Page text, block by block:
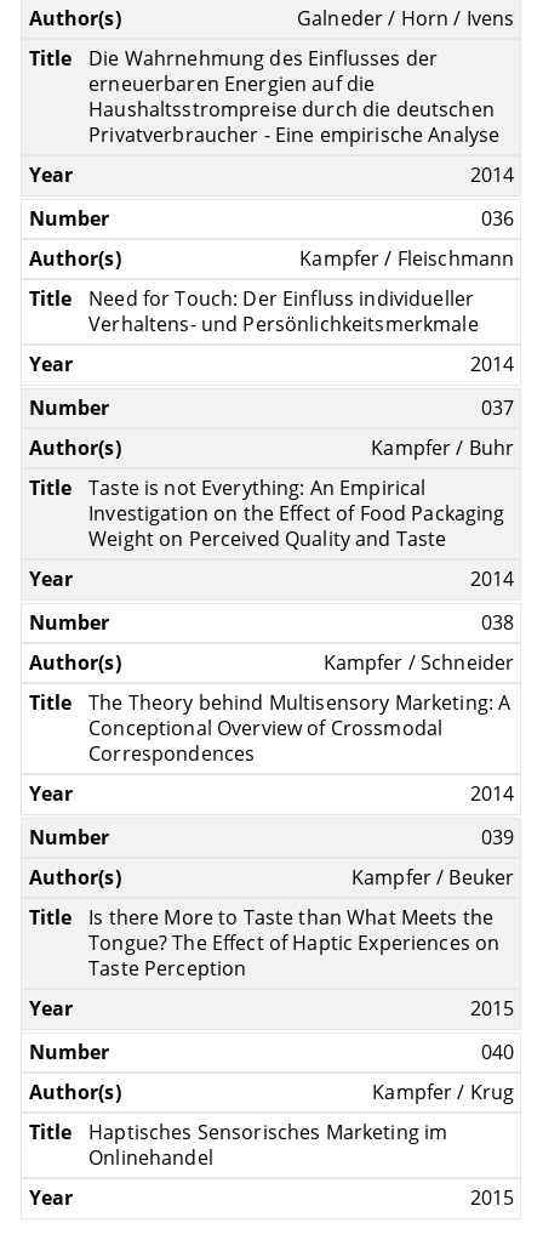
Galneder / Horn / Ivens
Die Wahrnehmung des Einflusses der
erneuerbaren Energien auf die
Haushaltsstrompreise durch die deutschen
Privatverbraucher - Eine empirische Analyse
2014
036
Kampfer / Fleischmann
Need for Touch: Der Einfluss individueller
Verhaltens- und Persönlichkeitsmerkmale
2014
037
Kampfer / Buhr
Taste is not Everything: An Empirical
Investigation on the Effect of Food Packaging
Weight on Perceived Quality and Taste
2014
038
Kampfer / Schneider
The Theory behind Multisensory Marketing: A
Conceptional Overview of Crossmodal
Correspondences
2014
039
Kampfer / Beuker
Is there More to Taste than What Meets the
Tongue? The Effect of Haptic Experiences on
Taste Perception
2015
040
Kampfer / Krug
Haptisches Sensorisches Marketing im
Onlinehandel
2015